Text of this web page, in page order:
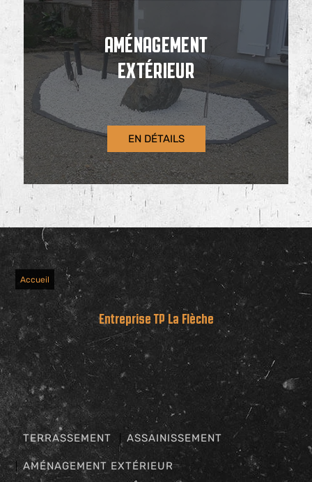
AMÉNAGEMENT
EXTÉRIEUR
EN DÉTAILS
Accueil
Entreprise TP La Flèche
TERRASSEMENT ASSAINISSEMENT
AMÉNAGEMENT EXTÉRIEUR